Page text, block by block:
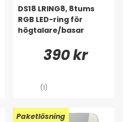
DS18 LRING8, 8tums
RGB LED-ring för
högtalare/basar
390 kr
(1)
Paketlösning